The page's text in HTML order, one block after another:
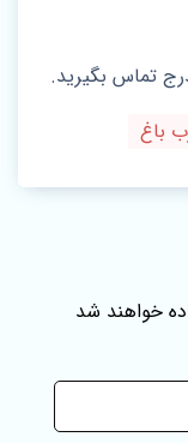
تماس بگیرید.
باغ